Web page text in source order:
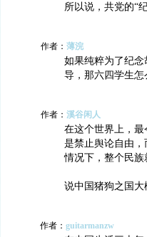
所以说，共党的“
作者： 薄浣
如果纯粹为了纪
导，那六四学生怎
作者： 溪谷闲人
在这个世界上，
是禁止舆论自由
情况下，整个民族
说中国猪狗之国大
作者： guitarmanzw